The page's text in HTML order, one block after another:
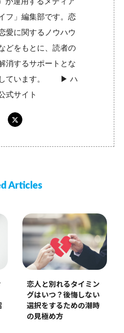
フ」編集部です。恋
愛に関するノウハウ
どをもとに、読者の
消するサポートとな
しています。 ▶︎ハ
式サイト
Articles
恋人と別れるタイミン
グはいつ？後悔しない
選択をするための潮時
の見極め方